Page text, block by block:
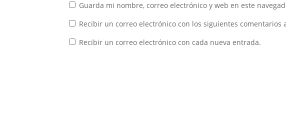
Guarda mi nombre, correo electrónico y web en este
Recibir un correo electrónico con los siguientes comentarios
Recibir un correo electrónico con cada nueva entrada.